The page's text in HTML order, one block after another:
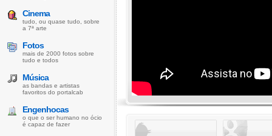
Cinema
tudo, ou quase tudo, sobre
a 7ª arte
Fotos
mais de 2000 fotos sobre
tudo e todos
Música
as bandas e artistas
favoritos do portalcab
Engenhocas
o que o ser humano no ócio
é capaz de fazer